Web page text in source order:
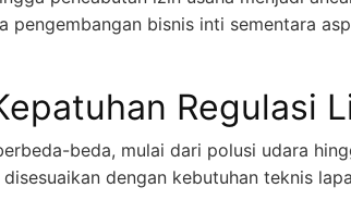
bisnis inti sementara
Regulasi
beda, mulai dari polusi udara
dengan kebutuhan teknis